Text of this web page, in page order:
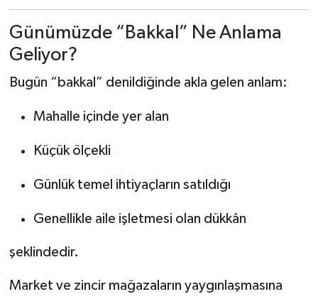
Günümüzde “Bakkal” Ne Anlama
Geliyor?
Bugün “bakkal” denildiğinde akla gelen anlam:
Mahalle içinde yer alan
Küçük ölçekli
Günlük temel ihtiyaçların satıldığı
Genellikle aile işletmesi olan dükkân
şeklindedir.
Market ve zincir mağazaların yaygınlaşmasına
ASAYİŞ
SEÇİM 2015
TANITIM
HABERDE İNSAN